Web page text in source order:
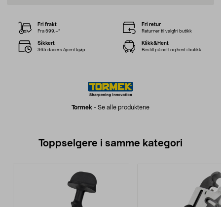
Tormek - Se alle produktene
Fri frakt
Fra 599,–*
Fri retur
Returner til valgfri butikk
Sikkert
365 dagers åpent kjøp
Klikk&Hent
Bestill på nett og hent i butikk
Toppselgere i samme kategori